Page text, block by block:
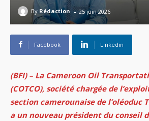
By Rédaction - 25 juin 2026
Facebook Linkedin
(BFI) – La Cameroon Oil
(COTCO), société chargée de
section camerounaise de l’oléoduc
a un nouveau président du conseil